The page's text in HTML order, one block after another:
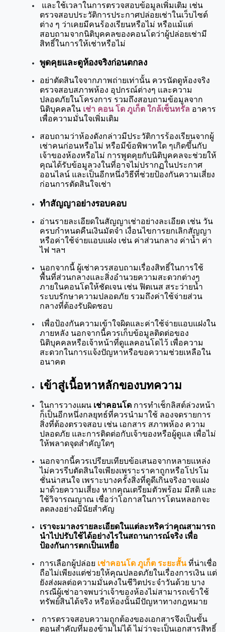
และใช้เวลาในการตรวจสอบข้อมูลเพิ่มเติม เช่น
ตรวจสอบประวัติการประกาศปล่อยเช่าในเว็บไซต์
ต่าง ๆ ว่าเคยมีคนร้องเรียนหรือไม่ หรือแม้แต่
สอบถามจากนิติบุคคลของคอนโดว่าผู้ปล่อยเช่ามี
สิทธิ์ในการให้เช่าหรือไม่
พูดคุยและดูห้องจริงก่อนตกลง
อย่าตัดสินใจจากภาพถ่ายเท่านั้น ควรนัดดูห้องจริง
ตรวจสอบสภาพห้อง อุปกรณ์ต่างๆ และความ
ปลอดภัยในโครงการ รวมถึงสอบถามข้อมูลจาก
นิติบุคคลใน เช่า คอน โด ภูเก็ต ใกล้เซ็นทรัล อาคาร
เพื่อความมั่นใจเพิ่มเติม
สอบถามว่าห้องดังกล่าวมีประวัติการร้องเรียนจากผู้
เช่าคนก่อนหรือไม่ หรือมีข้อพิพาทใด ๆเกิดขึ้นกับ
เจ้าของห้องหรือไม่ การพูดคุยกับนิติบุคคลจะช่วยให้
คุณได้รับข้อมูลวงในที่อาจไม่ปรากฏในประกาศ
ออนไลน์ และเป็นอีกหนึ่งวิธีที่ช่วยป้องกันความเสี่ยง
ก่อนการตัดสินใจเช่า
ทำสัญญาอย่างรอบคอบ
อ่านรายละเอียดในสัญญาเช่าอย่างละเอียด เช่น วัน
ครบกำหนดคืนเงินมัดจำ เงื่อนไขการยกเลิกสัญญา
หรือค่าใช้จ่ายแอบแฝง เช่น ค่าส่วนกลาง ค่าน้ำ ค่า
ไฟ ฯลฯ
นอกจากนี้ ผู้เช่าควรสอบถามเรื่องสิทธิ์ในการใช้
พื้นที่ส่วนกลางและสิ่งอำนวยความสะดวกต่างๆ
ภายในคอนโดให้ชัดเจน เช่น ฟิตเนส สระว่ายน้ำ
ระบบรักษาความปลอดภัย รวมถึงค่าใช้จ่ายส่วน
กลางที่ต้องรับผิดชอบ
เพื่อป้องกันความเข้าใจผิดและค่าใช้จ่ายแอบแฝงใน
ภายหลัง นอกจากนี้ควรเก็บข้อมูลติดต่อของ
นิติบุคคลหรือเจ้าหน้าที่ดูแลคอนโดไว้ เพื่อความ
สะดวกในการแจ้งปัญหาหรือขอความช่วยเหลือใน
อนาคต
เข้าสู่เนื้อหาหลักของบทความ
ในการวางแผน เช่าคอนโด การทำเช็กลิสต์ล่วงหน้า
ก็เป็นอีกหนึ่งกลยุทธ์ที่ควรนำมาใช้ ลองจดรายการ
สิ่งที่ต้องตรวจสอบ เช่น เอกสาร สภาพห้อง ความ
ปลอดภัย และการติดต่อกับเจ้าของหรือผู้ดูแล เพื่อไม่
ให้พลาดจุดสำคัญใดๆ
นอกจากนี้ควรเปรียบเทียบข้อเสนอจากหลายแหล่ง
ไม่ควรรีบตัดสินใจเพียงเพราะราคาถูกหรือโปรโม
ชั่นน่าสนใจ เพราะบางครั้งสิ่งที่ดูดีเกินจริงอาจแฝง
มาด้วยความเสี่ยง หากคุณเตรียมตัวพร้อม มีสติ และ
ใช้วิจารณญาณ เชื่อว่าโอกาสในการโดนหลอกจะ
ลดลงอย่างมีนัยสำคัญ
เราจะมาลงรายละเอียดในแต่ละทริคว่าคุณสามารถ
นำไปปรับใช้ได้อย่างไรในสถานการณ์จริง เพื่อ
ป้องกันการตกเป็นเหยื่อ
การเลือกผู้ปล่อย เช่าคอนโด ภูเก็ต ระยะสั้น ที่น่าเชื่อ
ถือไม่เพียงแต่ช่วยให้คุณปลอดภัยในเรื่องการเงิน แต่
ยังส่งผลต่อความมั่นคงในชีวิตประจำวันด้วย บาง
กรณีผู้เช่าอาจพบว่าเจ้าของห้องไม่สามารถเข้าใช้
ทรัพย์สินได้จริง หรือห้องนั้นมีปัญหาทางกฎหมาย
การตรวจสอบความถูกต้องของเอกสารจึงเป็นขั้น
ตอนสำคัญที่มองข้ามไม่ได้ ไม่ว่าจะเป็นเอกสารสิทธิ์